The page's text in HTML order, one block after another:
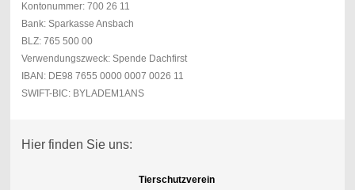
Kontonummer: 700 26 11
Bank: Sparkasse Ansbach
BLZ: 765 500 00
Verwendungszweck: Spende Dachfirst
IBAN: DE98 7655 0000 0007 0026 11
SWIFT-BIC: BYLADEM1ANS
Hier finden Sie uns:
Tierschutzverein